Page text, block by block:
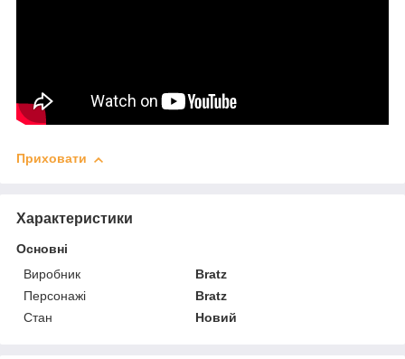
Приховати
Характеристики
Основні
Виробник
Bratz
Персонажі
Bratz
Стан
Новий